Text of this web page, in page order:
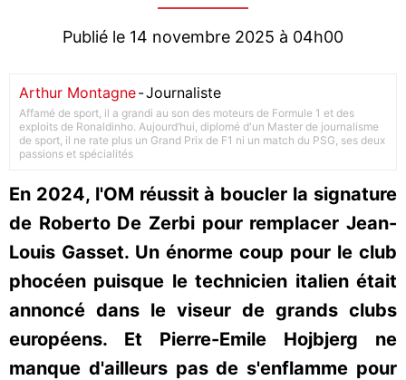
Publié le 14 novembre 2025 à 04h00
Arthur Montagne-Journaliste
Affamé de sport, il a grandi au son des moteurs de Formule 1 et des
exploits de Ronaldinho. Aujourd’hui, diplomé d'un Master de journalisme
de sport, il ne rate plus un Grand Prix de F1 ni un match du PSG, ses deux
passions et spécialités
En 2024, l'OM réussit à boucler la signature
de Roberto De Zerbi pour remplacer Jean-
Louis Gasset. Un énorme coup pour le club
phocéen puisque le technicien italien était
annoncé dans le viseur de grands clubs
européens. Et Pierre-Emile Hojbjerg ne
manque d'ailleurs pas de s'enflamme pour